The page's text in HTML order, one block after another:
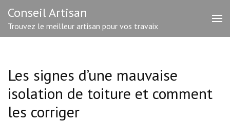
contenu
(Pressez
Conseil Artisan
Trouvez le meilleur artisan pour vos travaix
Les signes d’une mauvaise
isolation de toiture et comment
les corriger